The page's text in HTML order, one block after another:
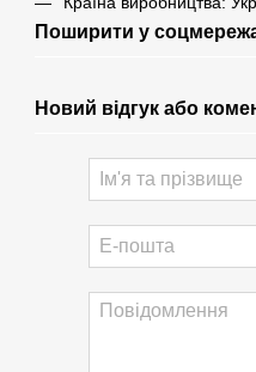
Поширити у
Новий відгук або